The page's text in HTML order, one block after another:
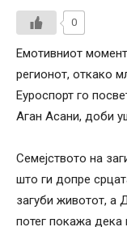
0
Емотивниот
регионот, откако
Еуроспорт го
Аган Асани, доби
Семејството на
што ги допре
загуби животот, а
потег покажа дека